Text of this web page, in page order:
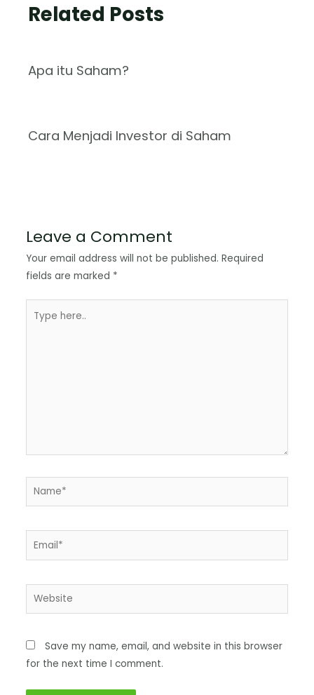
Related Posts
Apa itu Saham?
Cara Menjadi Investor di Saham
Leave a Comment
Your email address will not be published. Required
fields are marked *
Save my name, email, and website in this browser
for the next time I comment.